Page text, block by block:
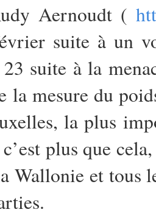
Aernoudt (
suite à un
suite à la
la mesure du
la plus
plus que
Wallonie et tous